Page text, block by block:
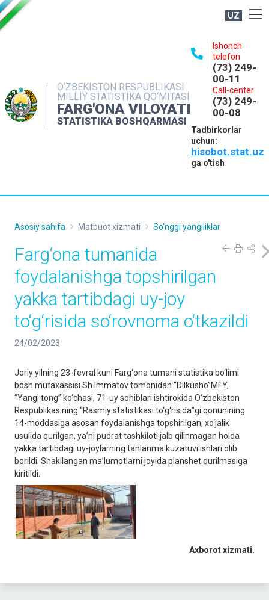
UZ
O‘ZBEKISTON RESPUBLIKASI
MILLIY STATISTIKA QO‘MITASI
FARG'ONA VILOYATI
STATISTIKA BOSHQARMASI
Ishonch
telefon
(73) 249-
00-11
Call-center
(73) 249-
00-08
Tadbirkorlar
uchun:
hisobot.stat.uz
ga o'tish
NASHRLAR
INTERAKTIV XIZMATLAR
MATBUOT XIZMATI
Asosiy sahifa Matbuot xizmati So'nggi yangiliklar
Farg‘ona tumanida
foydalanishga topshirilgan
yakka tartibdagi uy-joy
to‘g‘risida so‘rovnoma o‘tkazildi
24/02/2023
Joriy yilning 23-fevral kuni Farg‘ona tumani statistika bo‘limi
bosh mutaxassisi Sh.Immatov tomonidan “Dilkusho”MFY,
“Yangi tong” ko‘chasi, 71-uy sohiblari ishtirokida O‘zbekiston
Respublikasining “Rasmiy statistikasi to‘g‘risida”gi qonunining
14-moddasiga asosan foydalanishga topshirilgan, xo‘jalik
usulida qurilgan, ya’ni pudrat tashkiloti jalb qilinmagan holda
yakka tartibdagi uy-joylarning tanlanma kuzatuvi ishlari olib
borildi. Shakllangan ma’lumotlarni joyida planshet qurilmasiga
kiritildi.
Axborot xizmati.